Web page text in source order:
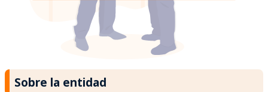
Sobre la entidad